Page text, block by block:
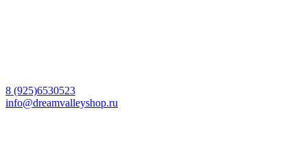
8 (925)6530523
info@dreamvalleyshop.ru